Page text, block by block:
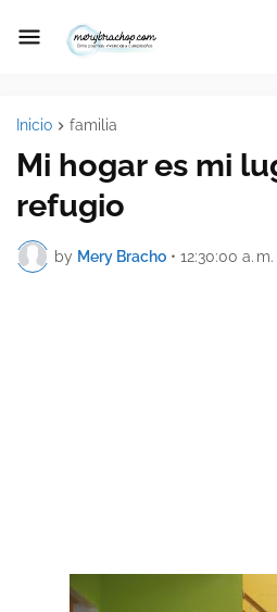
Inicio familia
Mi hogar es mi
refugio
by Mery Bracho • 12:30:00 a. m.